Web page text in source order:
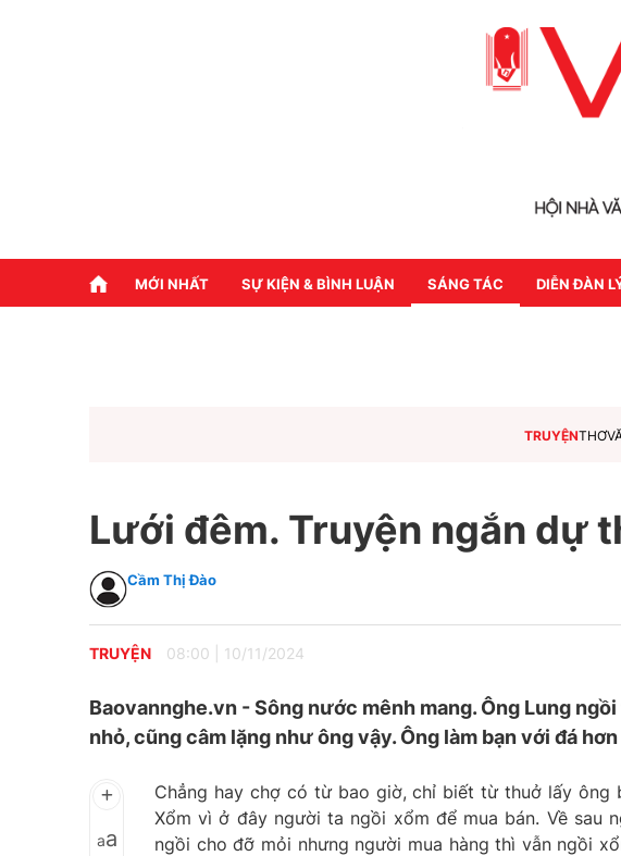
MỚI NHẤT SỰ KIỆN & BÌNH LUẬN SÁNG TÁC DIỄN ĐÀN
TRUYỆNTHƠ
Lưới đêm. Truyện ngắn dự
Cầm Thị Đào
TRUYỆN 08:00 10/11/2024
Baovannghe.vn - Sông nước mênh mang. Ông Lung
nhỏ, cũng câm lặng như ông vậy. Ông làm bạn với đá
aa
Chẳng hay chợ có từ bao giờ, chỉ biết từ thuở lấy ông
Xổm vì ở đây người ta ngồi xổm để mua bán. Về sau
ngồi cho đỡ mỏi nhưng người mua hàng thì vẫn ngồi